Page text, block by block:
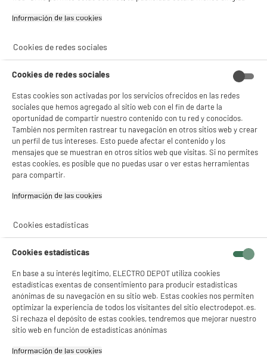
Hastaagosto 2029
Cambio por uno nuevo o por un cupón canjeable
Características
Marca EDENWOOD
Tipo de producto
Batería de emergencia
universal
Capacidad de la batería
Características adicionales
Référence constructeur
27000 MaH NOIR BATTERIE
EXTERNE
Peso neto 0,67kg
Nombre del fabricante,
nombre de la empresa o marca
ELECTRO DEPOT FRANCE
Información de las cookies‎
Cookies de redes sociales
Cookies de redes sociales
Estas cookies son activadas por los servicios ofrecidos en las redes
sociales que hemos agregado al sitio web con el fin de darte la
oportunidad de compartir nuestro contenido con tu red y conocidos.
También nos permiten rastrear tu navegación en otros sitios web y crear
un perfil de tus intereses. Esto puede afectar el contenido y los
mensajes que se muestran en otros sitios web que visitas. Si no permites
estas cookies, es posible que no puedas usar o ver estas herramientas
para compartir.
Información de las cookies‎
Cookies estadísticas
Cookies estadísticas
En base a su interés legítimo, ELECTRO DEPOT utiliza cookies
estadísticas exentas de consentimiento para producir estadísticas
anónimas de su navegación en su sitio web. Estas cookies nos permiten
optimizar la experiencia de todos los visitantes del sitio electrodepot.es.
Si rechaza el depósito de estas cookies, tendremos que mejorar nuestro
sitio web en función de estadísticas anónimas
Información de las cookies‎